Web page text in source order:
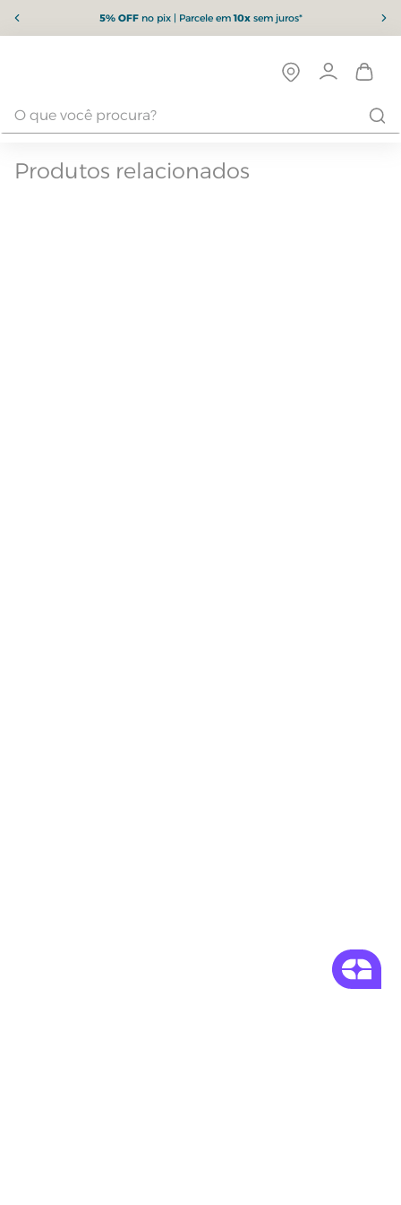
5% OFFno pix | Parcele em10xsem juros*
Produtos relacionados